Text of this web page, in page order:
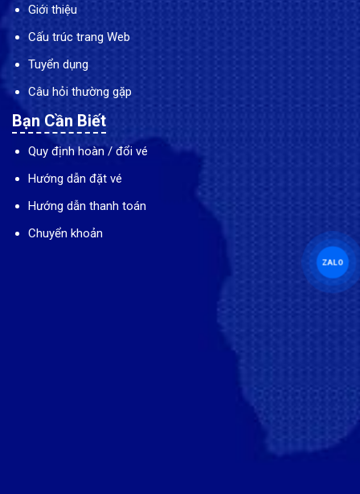
Giới thiệu
Cấu trúc trang Web
Tuyển dụng
Câu hỏi thường gặp
Bạn Cần Biết
Quy định hoàn / đổi vé
Hướng dẫn đặt vé
Hướng dẫn thanh toán
Chuyển khoản
ZALO